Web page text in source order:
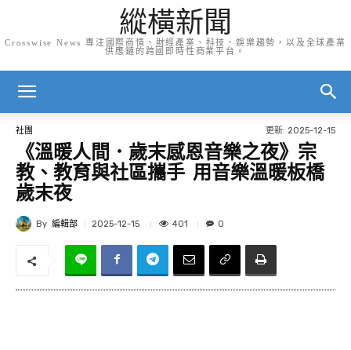
縱橫新聞
Crosswise News 專注國際商情、財經產業、科技、娛樂趨勢，以及全球產業
供應鏈的跨國即時性商業平台。
社團 更新: 2025-12-15
《溫暖人間．歲末感恩音樂之夜》宗
教、教育與社區攜手 用音樂溫暖板橋
歲末夜
By 編輯部 2025-12-15 401 0